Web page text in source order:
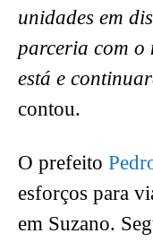
unidades em
parceria com o
está e
contou.
O prefeito
esforços para
em Suzano.